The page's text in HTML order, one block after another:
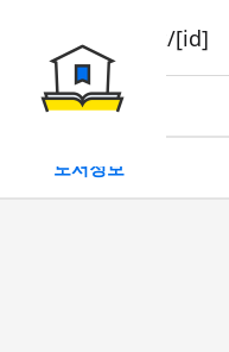
book/rent/[id]
대여
도서정보